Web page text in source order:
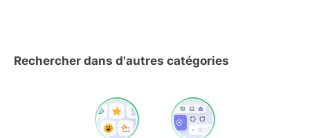
Rechercher dans d'autres catégories